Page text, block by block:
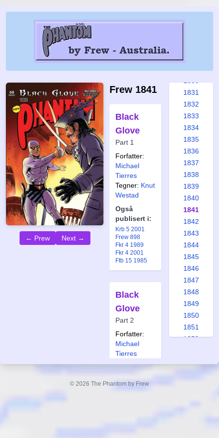
← Prew Next →
Frew 1841
Black
Glove
Part 1
Forfatter:
Michael
Tierres
Tegner: Knut
Westad
Også
publisert i:
Krb 5 2001
Frew 898
Fkr 4 1989
Fkr 4 2001
Ftb 15 1985
Black
Glove
Part 2
Forfatter:
Michael
Tierres
Tegner: Knut
Også
1824
1825
1831
1832
1833
1834
1835
1836
1837
1838
1839
1840
1841
1842
1843
1844
1845
1846
1847
1848
1849
1850
1851
1852
© 2026 The Phantom by Frew